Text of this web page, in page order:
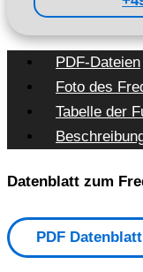
PDF-Dateien
Foto des
Tabelle der
Datenblatt zum
PDF Datenblatt